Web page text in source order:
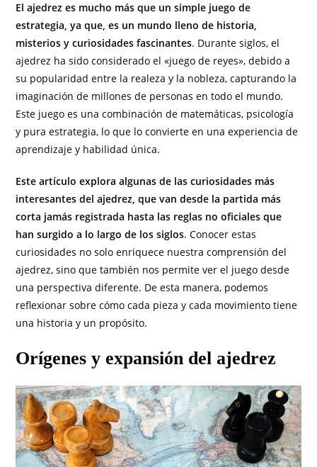
El ajedrez es mucho más que un simple juego de
estrategia, ya que, es un mundo lleno de historia,
misterios y curiosidades fascinantes. Durante siglos, el
ajedrez ha sido considerado el «juego de reyes», debido a
su popularidad entre la realeza y la nobleza, capturando la
imaginación de millones de personas en todo el mundo.
Este juego es una combinación de matemáticas, psicología
y pura estrategia, lo que lo convierte en una experiencia de
aprendizaje y habilidad única.
Este artículo explora algunas de las curiosidades más
interesantes del ajedrez, que van desde la partida más
corta jamás registrada hasta las reglas no oficiales que
han surgido a lo largo de los siglos. Conocer estas
curiosidades no solo enriquece nuestra comprensión del
ajedrez, sino que también nos permite ver el juego desde
una perspectiva diferente. De esta manera, podemos
reflexionar sobre cómo cada pieza y cada movimiento tiene
una historia y un propósito.
Orígenes y expansión del ajedrez